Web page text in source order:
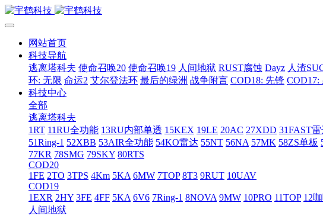
网站首页
科技导航
逃离塔科夫 使命召唤20 使命召唤19 人间地狱 RUST腐蚀 Dayz 人渣
环: 无限 命运2 艾尔登法环 最后的绿洲 战争附言 COD18: 先锋 COD17:
科技中心
全部
逃离塔科夫
1RT 11RU全功能 13RU内部单透 15KEX 19LE 20AC 27XDD 31FAST雷
51Ring-1 52XBB 53AIR全功能 54KO雷达 55NT 56NA 57MK 58ZS单板
77KR 78SMG 79SKY 80RTS
COD20
1FE 2TO 3TPS 4Km 5KA 6MW 7TOP 8T3 9RUT 10UAV
COD19
1EXR 2HY 3FE 4FF 5KA 6V6 7Ring-1 8NOVA 9MW 10PRO 11TOP 12
人间地狱